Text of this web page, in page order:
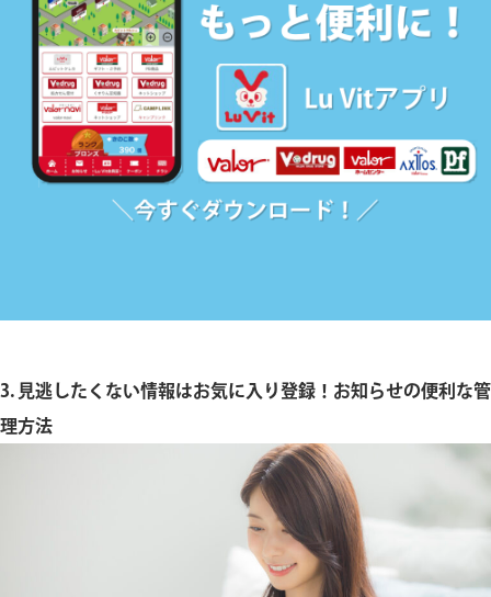
3. 見逃したくない情報はお気に入り登録！お知らせの便利な管
理方法